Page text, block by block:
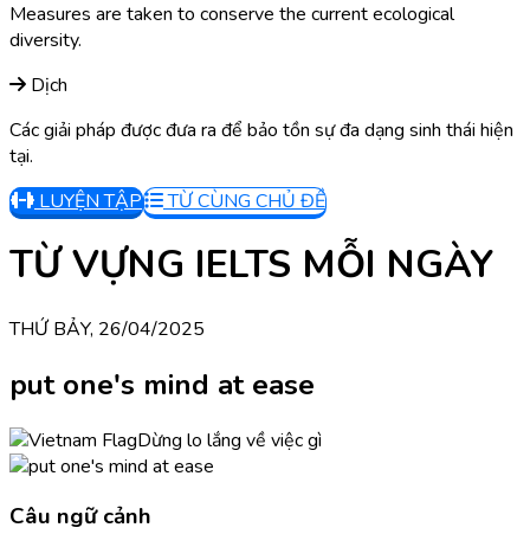
Measures are taken to conserve the current ecological
diversity.
Dịch
Các giải pháp được đưa ra để bảo tồn sự đa dạng sinh thái hiện
tại.
LUYỆN TẬP
TỪ CÙNG CHỦ ĐỀ
TỪ VỰNG IELTS MỖI NGÀY
THỨ BẢY, 26/04/2025
put one's mind at ease
Dừng lo lắng về việc gì
Câu ngữ cảnh